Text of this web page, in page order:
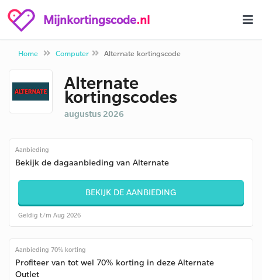
Mijnkortingscode.nl
Home Computer Alternate kortingscode
Alternate
kortingscodes
augustus 2026
Aanbieding
Bekijk de dagaanbieding van Alternate
BEKIJK DE AANBIEDING
Geldig t/m Aug 2026
Aanbieding 70% korting
Profiteer van tot wel 70% korting in deze Alternate
Outlet